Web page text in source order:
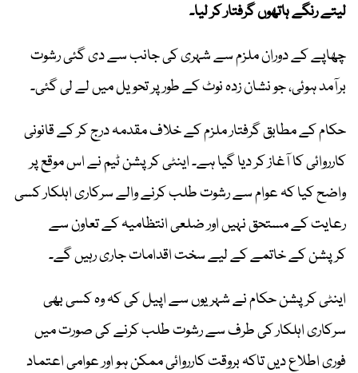
لیتے رنگے ہاتھوں گرفتار کر لیا۔
چھاپے کے دوران ملزم سے شہری کی جانب سے دی گئی رشوت
برآمد ہوئی، جو نشان زدہ نوٹ کے طور پر تحویل میں لے لی گئی۔
حکام کے مطابق گرفتار ملزم کے خلاف مقدمہ درج کر کے قانونی
کارروائی کا آغاز کر دیا گیا ہے۔ اینٹی کرپشن ٹیم نے اس موقع پر
واضح کیا کہ عوام سے رشوت طلب کرنے والے سرکاری اہلکار کسی
رعایت کے مستحق نہیں اور ضلعی انتظامیہ کے تعاون سے
کرپشن کے خاتمے کے لیے سخت اقدامات جاری رہیں گے۔
اینٹی کرپشن حکام نے شہریوں سے اپیل کی کہ وہ کسی بھی
سرکاری اہلکار کی طرف سے رشوت طلب کرنے کی صورت میں
فوری اطلاع دیں تاکہ بروقت کارروائی ممکن ہو اور عوامی اعتماد